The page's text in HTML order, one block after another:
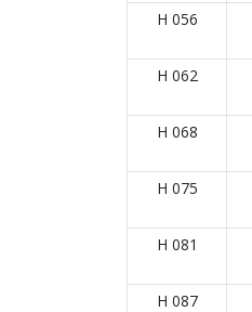
H 056
H 062
H 068
H 075
H 081
H 087